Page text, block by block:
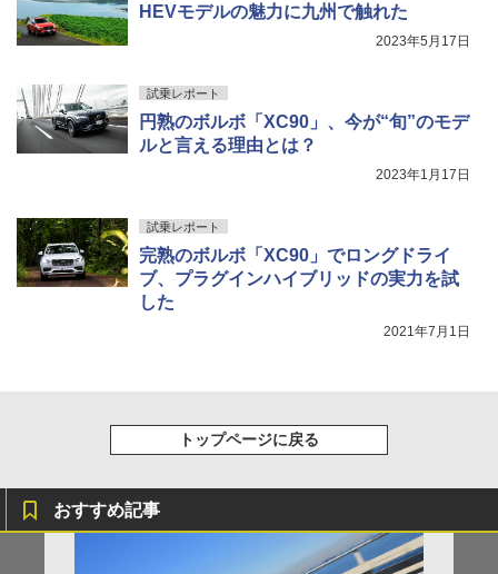
HEVモデルの魅力に九州で触れた
2023年5月17日
試乗レポート
円熟のボルボ「XC90」、今が“旬”のモデ
ルと言える理由とは？
2023年1月17日
試乗レポート
完熟のボルボ「XC90」でロングドライ
ブ、プラグインハイブリッドの実力を試
した
2021年7月1日
トップページに戻る
おすすめ記事